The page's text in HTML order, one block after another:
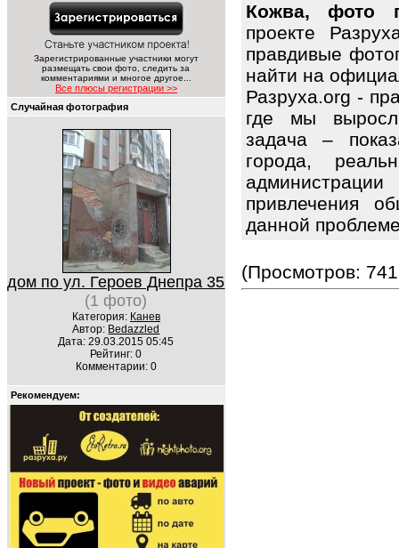
Зарегистрированные участники могут
размещать свои фото, следить за
комментариями и многое другое...
Все плюсы регистрации >>
Случайная фотография
дом по ул. Героев Днепра 35
(1 фото)
Категория: Канев
Автор: Bedazzled
Дата: 29.03.2015 05:45
Рейтинг: 0
Комментарии: 0
Рекомендуем:
Кожва, фото
проекте
правдивые
найти на
Разруха.org -
где мы
задача –
города,
привлечения
данной
(Просмотров: